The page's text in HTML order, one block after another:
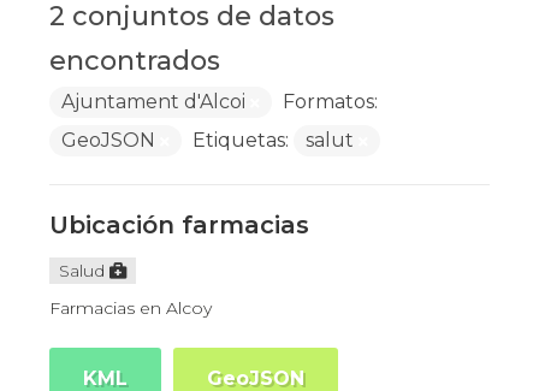
2 conjuntos de datos
encontrados
Ajuntament d'Alcoi
Formatos:
GeoJSON
Etiquetas: salut
Ubicación farmacias
Salud
Farmacias en Alcoy
KML GeoJSON